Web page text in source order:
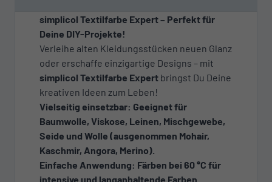
simplicol Textilfarbe Expert – Perfekt für
Deine DIY-Projekte!
Verleihe alten Kleidungsstücken neuen Glanz
oder erschaffe einzigartige Designs – mit
simplicol Textilfarbe Expert bringst Du Deine
kreativen Ideen zum Leben!
Vielseitig einsetzbar: Geeignet für
Baumwolle, Viskose, Leinen, Mischgewebe,
Seide und Wolle (ausgenommen Mohair,
Kaschmir, Angora, Merino).
Einfache Anwendung: Färben bei 60 °C für
intensive und langanhaltende Farben.